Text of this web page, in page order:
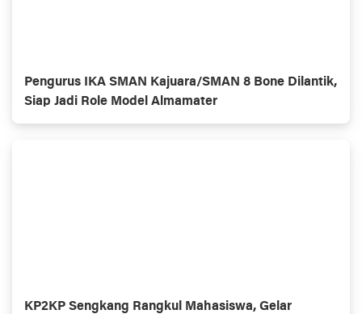
Pengurus IKA SMAN Kajuara/SMAN 8 Bone Dilantik,
Siap Jadi Role Model Almamater
KP2KP Sengkang Rangkul Mahasiswa, Gelar